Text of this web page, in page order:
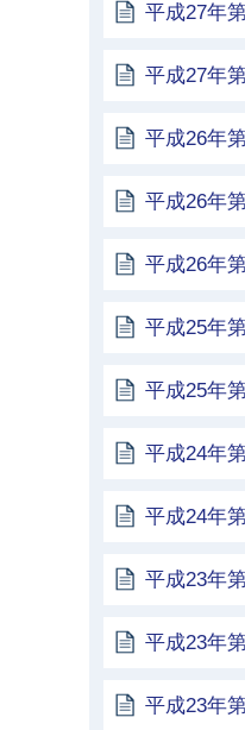
平成27年
平成27年
平成26年
平成26年
平成26年
平成25年
平成25年
平成24年
平成24年
平成23年
平成23年
平成23年